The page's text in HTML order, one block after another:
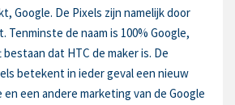
Google. De Pixels zijn namelijk door
Tenminste de naam is 100% Google,
dat HTC de maker is. De
betekent in ieder geval een nieuw
een andere marketing van de Google